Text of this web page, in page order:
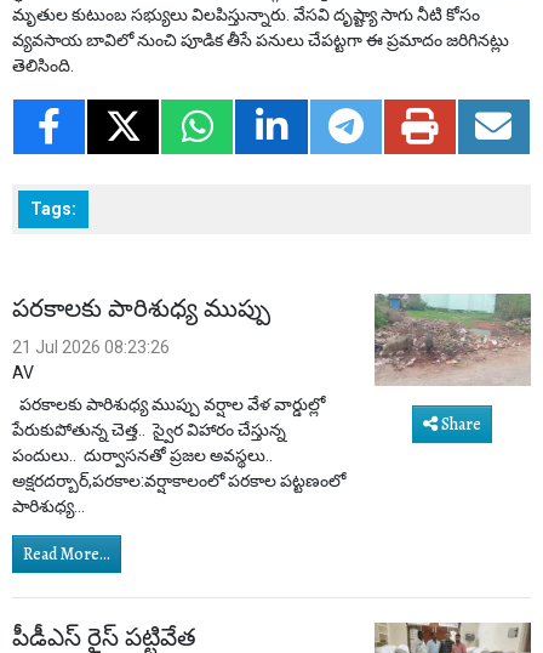
మృతుల కుటుంబ సభ్యులు విలపిస్తున్నారు. వేసవి దృష్ట్యా సాగు నీటి కోసం
వ్యవసాయ బావిలో నుంచి పూడిక తీసే పనులు చేపట్టగా ఈ ప్రమాదం జరిగినట్లు
తెలిసింది.
Tags:
పరకాలకు పారిశుధ్య ముప్పు
21 Jul 2026 08:23:26
AV
పరకాలకు పారిశుధ్య ముప్పు వర్షాల వేళ వార్డుల్లో
పేరుకుపోతున్న చెత్త.. స్వైర విహారం చేస్తున్న
పందులు.. దుర్వాసనతో ప్రజల అవస్థలు..
అక్షరదర్బార్,పరకాల:వర్షాకాలంలో పరకాల పట్టణంలో
పారిశుధ్య...
Read More...
Share
పీడీఎస్ రైస్ పట్టివేత